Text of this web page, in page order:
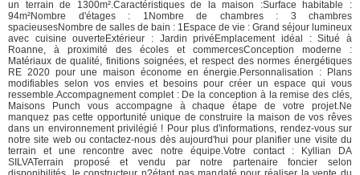
un terrain de 1300m².Caractéristiques de la maison :Surface habitable :
94m²Nombre d'étages : 1Nombre de chambres : 3 chambres
spacieusesNombre de salles de bain : 1Espace de vie : Grand séjour lumineux
avec cuisine ouverteExtérieur : Jardin privéEmplacement idéal : Situé à
Roanne, à proximité des écoles et commercesConception moderne :
Matériaux de qualité, finitions soignées, et respect des normes énergétiques
RE 2020 pour une maison économe en énergie.Personnalisation : Plans
modifiables selon vos envies et besoins pour créer un espace qui vous
ressemble.Accompagnement complet : De la conception à la remise des clés,
Maisons Punch vous accompagne à chaque étape de votre projet.Ne
manquez pas cette opportunité unique de construire la maison de vos rêves
dans un environnement privilégié ! Pour plus d'informations, rendez-vous sur
notre site web ou contactez-nous dès aujourd'hui pour planifier une visite du
terrain et une rencontre avec notre équipe.Votre contact : Kyllian DA
SILVATerrain proposé et vendu par notre partenaire foncier selon